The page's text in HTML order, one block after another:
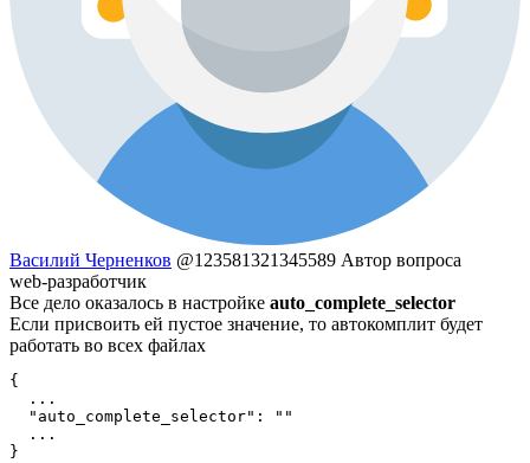
Василий Черненков @123581321345589 Автор вопроса
web-разработчик
Все дело оказалось в настройке auto_complete_selector
Если присвоить ей пустое значение, то автокомплит будет
работать во всех файлах
{
  ...
  "auto_complete_selector": ""
  ...
}